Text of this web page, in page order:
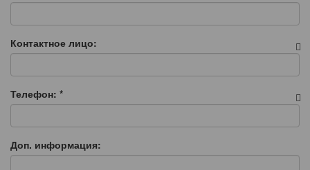
Контактное лицо:
Телефон: *
Доп. информация: